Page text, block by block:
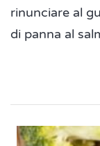
rinunciare al
di panna al